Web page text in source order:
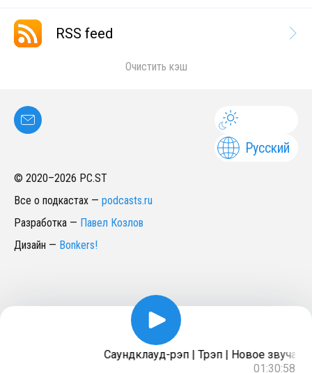
RSS feed
Очистить кэш
Русский
© 2020–2026 PC.ST
Все о подкастах — podcasts.ru
Разработка — Павел Козлов
Дизайн — Bonkers!
Саундклауд-рэп | Трэп | Новое
01:30:58